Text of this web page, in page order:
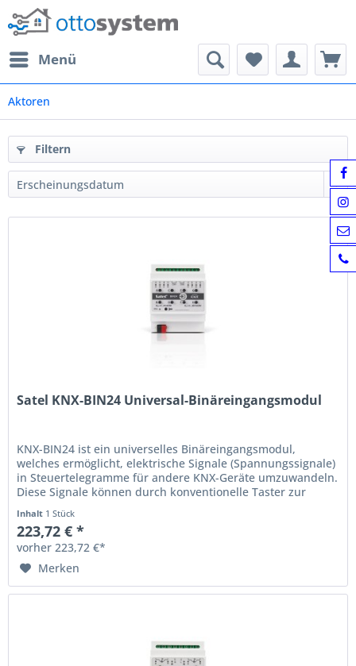
Menü
Aktoren
Filtern
Satel KNX-BIN24 Universal-Binäreingangsmodul
KNX-BIN24 ist ein universelles Binäreingangsmodul,
welches ermöglicht, elektrische Signale (Spannungssignale)
in Steuertelegramme für andere KNX-Geräte umzuwandeln.
Diese Signale können durch konventionelle Taster zur
Inhalt 1 Stück
223,72 € *
vorher 223,72 €*
Merken